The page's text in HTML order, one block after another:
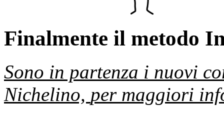
Finalmente il metodo
Sono in partenza i nuovi
Nichelino, per maggiori